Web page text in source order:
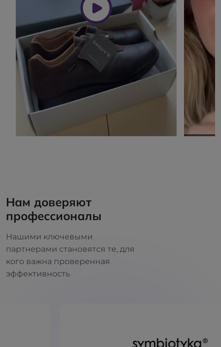
Нам доверяют
профессионалы
Нашими ключевыми
партнерами становятся те, для
кого важна проверенная
эффективность